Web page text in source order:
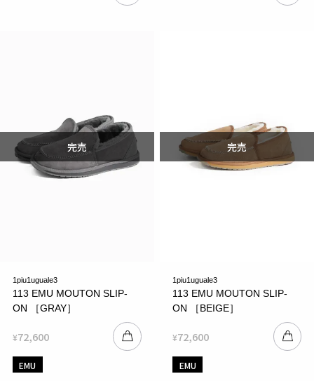
1piu1uguale3
113 EMU MOUTON SLIP-
ON ［GRAY］
¥72,600
EMU
1piu1uguale3
113 EMU MOUTON SLIP-
ON ［BEIGE］
¥72,600
EMU